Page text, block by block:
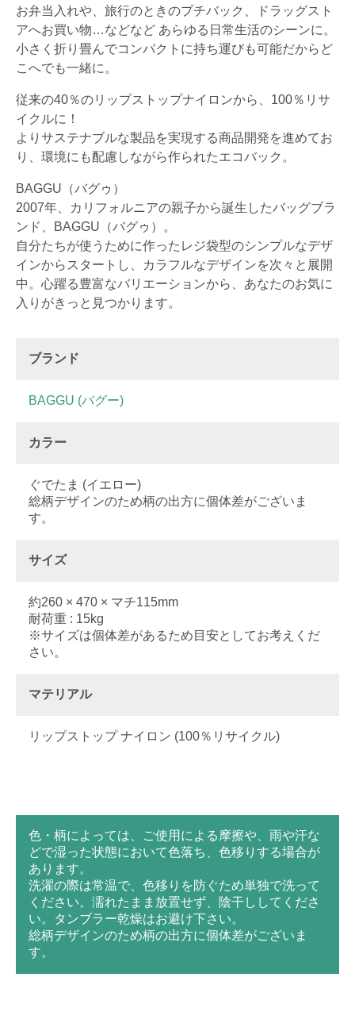
お弁当入れや、旅行のときのプチバック、ドラッグスト
アへお買い物…などなど あらゆる日常生活のシーンに。
小さく折り畳んでコンパクトに持ち運びも可能だからど
こへでも一緒に。
従来の40％のリップストップナイロンから、100％リサ
イクルに！
よりサステナブルな製品を実現する商品開発を進めてお
り、環境にも配慮しながら作られたエコバック。
BAGGU（バグゥ）
2007年、カリフォルニアの親子から誕生したバッグブラ
ンド、BAGGU（バグゥ）。
自分たちが使うために作ったレジ袋型のシンプルなデザ
インからスタートし、カラフルなデザインを次々と展開
中。心躍る豊富なバリエーションから、あなたのお気に
入りがきっと見つかります。
ブランド
BAGGU (バグー)
カラー
ぐでたま (イエロー)
総柄デザインのため柄の出方に個体差がございま
す。
サイズ
約260 × 470 × マチ115mm
耐荷重 : 15kg
※サイズは個体差があるため目安としてお考えくだ
さい。
マテリアル
リップストップ ナイロン (100％リサイクル)
色・柄によっては、ご使用による摩擦や、雨や汗な
どで湿った状態において色落ち、色移りする場合が
あります。
洗濯の際は常温で、色移りを防ぐため単独で洗って
ください。濡れたまま放置せず、陰干ししてくださ
い。タンブラー乾燥はお避け下さい。
総柄デザインのため柄の出方に個体差がございま
す。